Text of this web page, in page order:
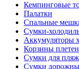
Кемпинговые
Палатки
Спальные
Сумки-
Аккумуляторы
Корзины
Сумки для
Сумки